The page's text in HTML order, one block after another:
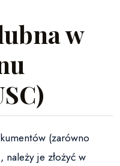
w
(zarówno
je złożyć w